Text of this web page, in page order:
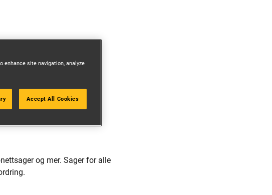
og mer. Sager for alle
enhance site navigation, analyze
Accept All Cookies